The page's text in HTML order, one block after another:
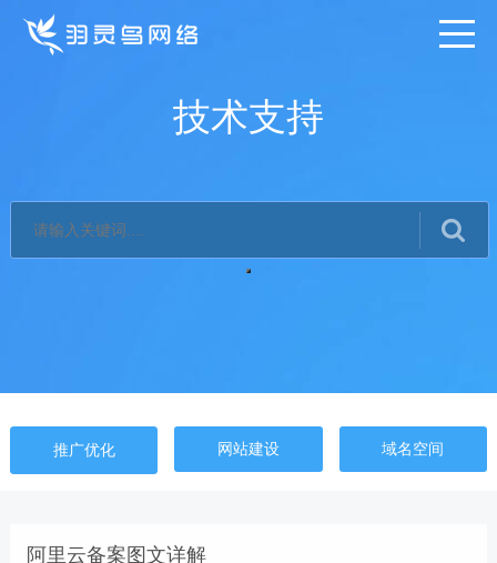
技术支持
推广优化 网站建设 域名空间
阿里云备案图文详解